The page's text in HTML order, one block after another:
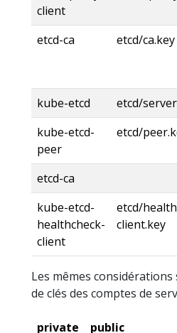
client
etcd-ca etcd/ca.key
kube-etcd etcd/
kube-etcd-
peer
etcd/
etcd-ca
kube-etcd-
healthcheck-
client
etcd/
client.key
Les mêmes considérations
de clés des comptes de
private
public